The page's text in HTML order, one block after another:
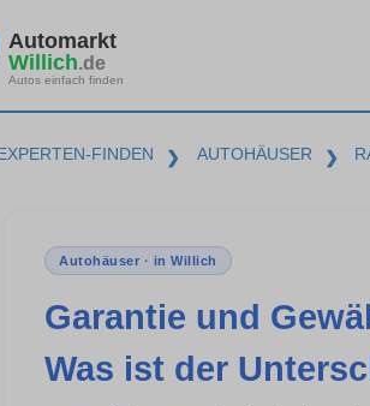
Automarkt
Willich.de
Autos einfach finden
FINDEN ❯ AUTOHÄUSER ❯
Autohäuser · in Willich
Garantie und
Was ist der